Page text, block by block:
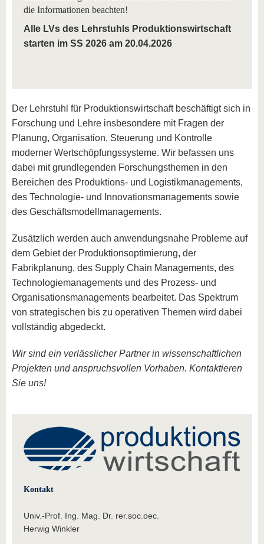
die Informationen beachten!
Alle LVs des Lehrstuhls Produktionswirtschaft
starten im SS 2026 am 20.04.2026
Der Lehrstuhl für Produktionswirtschaft beschäftigt sich in
Forschung und Lehre insbesondere mit Fragen der
Planung, Organisation, Steuerung und Kontrolle
moderner Wertschöpfungssysteme. Wir befassen uns
dabei mit grundlegenden Forschungsthemen in den
Bereichen des Produktions- und Logistikmanagements,
des Technologie- und Innovationsmanagements sowie
des Geschäftsmodellmanagements.
Zusätzlich werden auch anwendungsnahe Probleme auf
dem Gebiet der Produktionsoptimierung, der
Fabrikplanung, des Supply Chain Managements, des
Technologiemanagements und des Prozess- und
Organisationsmanagements bearbeitet. Das Spektrum
von strategischen bis zu operativen Themen wird dabei
vollständig abgedeckt.
Wir sind ein verlässlicher Partner in wissenschaftlichen
Projekten und anspruchsvollen Vorhaben. Kontaktieren
Sie uns!
Kontakt
Univ.-Prof. Ing. Mag. Dr. rer.soc.oec.
Herwig Winkler